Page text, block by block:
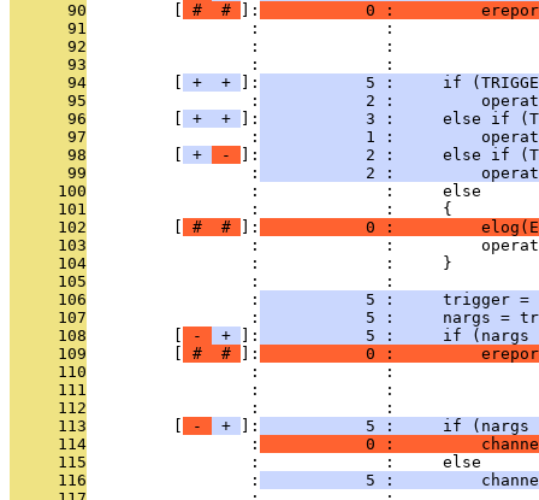
      90
# # ]:
0 :
      91
:             :
      92
:             :
      93
                 :             :
      94
+ + ]:
5 :     if
      95
                 :
2 :
      96
+ + ]:
3 :     else if
      97
                 :
1 :
      98
+ - ]:
2 :     else if
      99
                 :
2 :
     100
                 :             :     else
     101
                 :             :     {
     102
# # ]:
0 :
     103
:             :
     104
                 :             :     }
     105
                 :             :
     106
                 :
5 :     trigger =
     107
                 :
5 :     nargs =
     108
- + ]:
5 :     if (nargs
     109
# # ]:
0 :
     110
:             :
     111
:             :
     112
                 :             :
     113
- + ]:
5 :     if (nargs
     114
                 :
0 :
     115
                 :             :     else
     116
                 :
5 :